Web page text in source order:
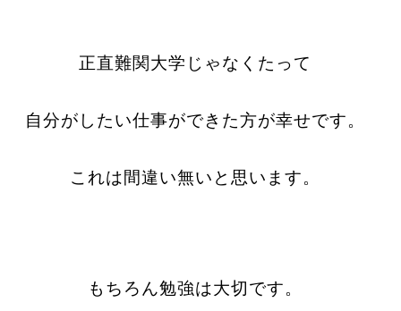
正直難関大学じゃなくたって
自分がしたい仕事ができた方が幸せです。
これは間違い無いと思います。
もちろん勉強は大切です。